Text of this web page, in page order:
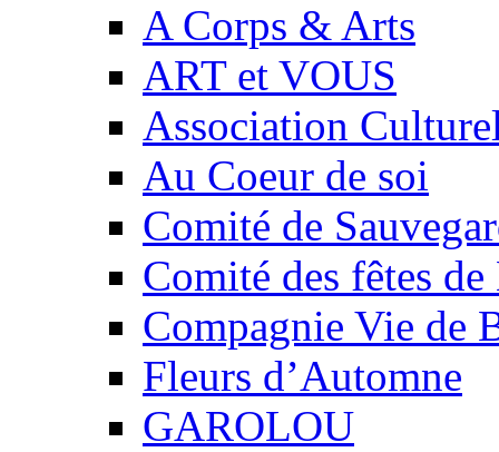
A Corps & Arts
ART et VOUS
Association
Au Coeur de soi
Comité de
Comité des fêtes
Compagnie Vie de
Fleurs d’Automne
GAROLOU